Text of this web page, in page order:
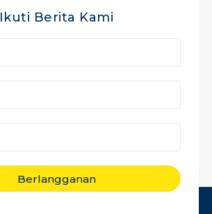
Ikuti Berita Kami
Berlangganan